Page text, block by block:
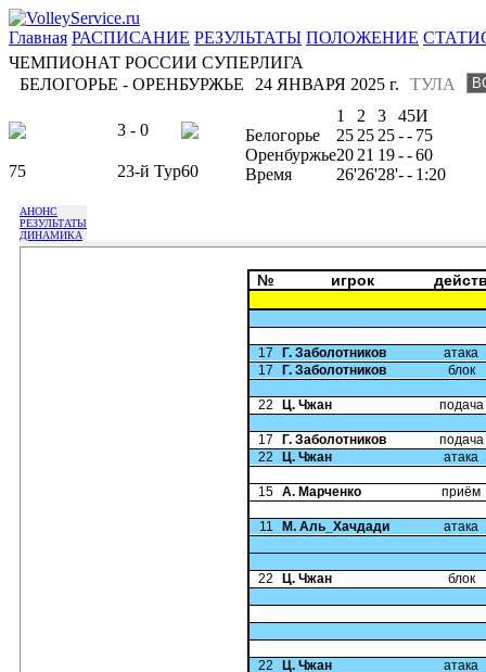
Главная РАСПИСАНИЕ РЕЗУЛЬТАТЫ ПОЛОЖЕНИЕ
ЧЕМПИОНАТ РОССИИ СУПЕРЛИГА
БЕЛОГОРЬЕ - ОРЕНБУРЖЬЕ
ТУЛА
24 ЯНВАРЯ 2025 г.
3 - 0
75 23-й Тур60
1 2 3 45И
Белогорье
25 25 25-- 75
Оренбуржье20 21 19--60
Время
26'26'28'-- 1:20
АНОНС
РЕЗУЛЬТАТЫ
ДИНАМИКА
№ игрок
17 Г. Заболотников
атака
17
Г. Заболотников блок
22 Ц. Чжан подача
17 Г. Заболотников
подача
22
Ц. Чжан атака
15 А. Марченко приём
11 М. Аль_Хачдади атака
22 Ц. Чжан блок
22 Ц. Чжан
атака